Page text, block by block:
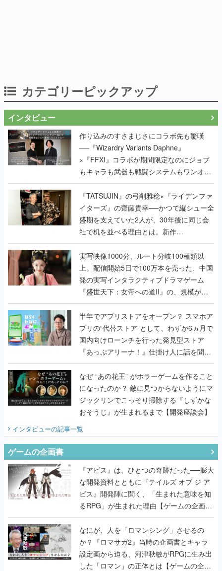
作り込みのすさまじさにコラボ先も驚嘆
──『Wizardry Variants Daphne』
もキャラも武器も戦闘システムもワンオフ
で作り込まれた理由を両ディレクターに聞
く
『TATSUJIN』の弓削雅稔×『ライデンファ
イターズ』の齋藤貴幸──かつて縦シュー全
盛期を支えていた2人が、30年後に同じ会
社で机を並べる理由とは。新作
『TATSUJIN EXTREME』で初タッグを組
んだレジェンド2人に訊く開発秘話
実写映像1000分、ルート分岐100種類以
上。配信開始5日で100万本を売った、中国
発の実写インタラクティブドラマゲーム
『盛世天下：女帝への道II』の、規模が違
うこだわりをプロデューサーに聞いた
半年でアプリストアをオープン？ スマホア
プリの“代替ストア”として、わずか6ヵ月で
国内向けローンチを行った発見型ストア
『あっぷアリーナ！』仕掛け人に話を聞い
てみた
なぜ “あの花王” がホラーゲームを作ること
になったのか？ 敵に見つからないようにマ
ジックリンでこっそり掃除する『しずかな
おそうじ』が生まれるまで【開発座談会】
インタビューの記事一覧
『アビス』は、ひとつの奇跡だった──膨大
な開発資料とともに『テイルズ オブ ジ ア
るRPG」が生まれた理由【ゲームの企画
書】
なにが、人を「ロマンシング」させるの
か？『ロマサガ2』当時の企画書とキャラ
設定画から迫る、河津秋敏がRPGに生み出
した「ロマン」の正体とは【ゲームの企画
書】
『ガンパレ』の企画書、ついに公開━初代
PSの伝説的タイトルは、なぜ生まれたの